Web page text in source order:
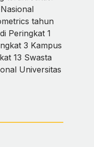
tahun
Peringkat 1
3 Kampus
13 Swasta
Universitas